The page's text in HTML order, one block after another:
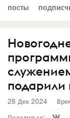
посты
подарили
28 Дек 2024